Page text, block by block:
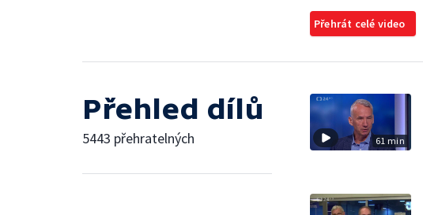
Přehrát celé video
Přehled dílů
5443 přehratelných 61 min